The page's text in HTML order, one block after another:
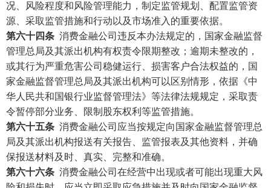
况、风险程度和风险管理能力，制定监管规划、配置监管资
源、采取监管措施和行动以及市场准入的重要依据。
第六十四条 消费金融公司违反本办法规定的，国家金融监督
管理总局及其派出机构有权责令限期整改；逾期未整改的，
或其行为严重危害公司稳健运行、损害客户合法权益的，国
家金融监督管理总局及其派出机构可以区别情形，依据《中
华人民共和国银行业监督管理法》等法律法规规定，采取责
令暂停部分业务、限制股东权利等监管措施。
第六十五条 消费金融公司应当按规定向国家金融监督管理总
局及其派出机构报送有关报告、监管报表及其他资料，并确
保报送材料及时、真实、完整和准确。
第六十六条 消费金融公司在经营中出现或者可能出现重大风